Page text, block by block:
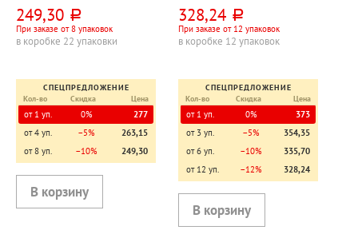
картон. уп.
249,30 руб.
При заказе от 8 упаковок
в коробке 22 упаковки
СПЕЦПРЕДЛОЖЕНИЕ
Кол-во
Скидка Цена
от 1 уп. 0%
277
от 4 уп.
−5%
263,15
от 8 уп.
−10% 249,30
328,24 руб.
При заказе от 12 упаковок
в коробке 12 упаковок
СПЕЦПРЕДЛОЖЕНИЕ
Кол-во
Скидка Цена
от 1 уп. 0%
373
от 3 уп.
−5%
354,35
от 6 уп.
−10%
335,70
от 12 уп.
−12% 328,24